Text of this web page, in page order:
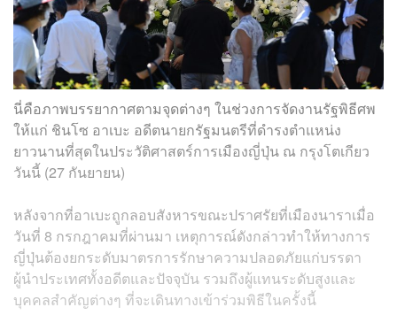
นี่คือภาพบรรยากาศตามจุดต่างๆ ในช่วงการจัดงานรัฐพิธีศพ
ให้แก่ ชินโซ อาเบะ อดีตนายกรัฐมนตรีที่ดำรงตำแหน่ง
ยาวนานที่สุดในประวัติศาสตร์การเมืองญี่ปุ่น ณ กรุงโตเกียว
วันนี้ (27 กันยายน)
หลังจากที่อาเบะถูกลอบสังหารขณะปราศรัยที่เมืองนาราเมื่อ
วันที่ 8 กรกฎาคมที่ผ่านมา เหตุการณ์ดังกล่าวทำให้ทางการ
ญี่ปุ่นต้องยกระดับมาตรการรักษาความปลอดภัยแก่บรรดา
ผู้นำประเทศทั้งอดีตและปัจจุบัน รวมถึงผู้แทนระดับสูงและ
บุคคลสำคัญต่างๆ ที่จะเดินทางเข้าร่วมพิธีในครั้งนี้